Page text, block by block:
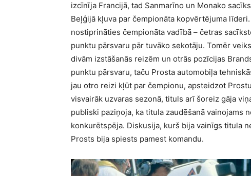
izcīnīja Francijā, tad Sanmarīno un Monako
Beļģijā kļuva par čempionāta kopvērtējuma
nostiprināties čempionāta vadībā – četras
punktu pārsvaru pār tuvāko sekotāju. Tomēr
divām izstāšanās reizēm un otrās pozīcijas
punktu pārsvaru, taču Prosta automobiļa
jau otro reizi kļūt par čempionu, apsteidzot
visvairāk uzvaras sezonā, tituls arī šoreiz gāja
publiski paziņoja, ka titula zaudēšanā vainojams
konkurētspēja. Diskusija, kurš bija vainīgs titula
Prosts bija spiests pamest komandu.